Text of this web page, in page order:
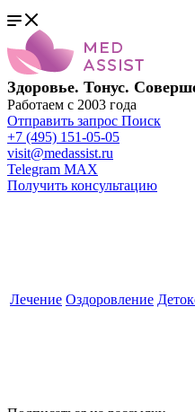
Здоровье. Тонус.
Работаем с 2003 года
Отправить запрос Поиск
+7 (495) 151-05-05
visit@medassist.ru
Telegram MAX
Получить консультацию
Лечение Оздоровление